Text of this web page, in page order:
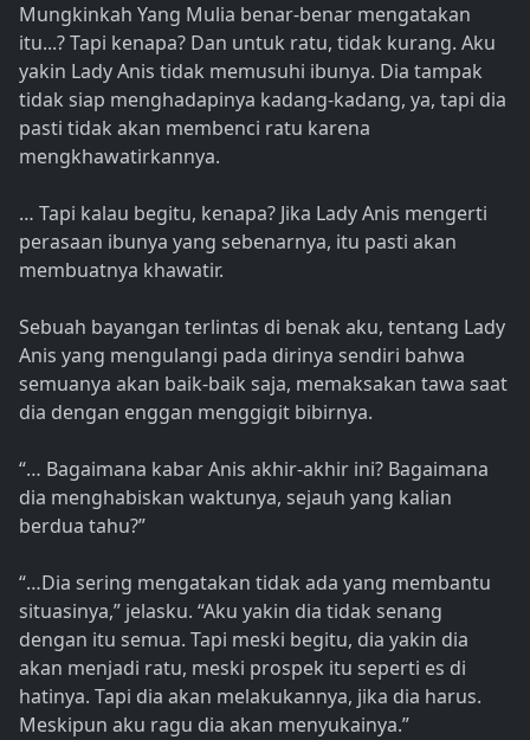
Mungkinkah Yang Mulia benar-benar mengatakan
itu...? Tapi kenapa? Dan untuk ratu, tidak kurang. Aku
yakin Lady Anis tidak memusuhi ibunya. Dia tampak
tidak siap menghadapinya kadang-kadang, ya, tapi dia
pasti tidak akan membenci ratu karena
mengkhawatirkannya.
… Tapi kalau begitu, kenapa? Jika Lady Anis mengerti
perasaan ibunya yang sebenarnya, itu pasti akan
membuatnya khawatir.
Sebuah bayangan terlintas di benak aku, tentang Lady
Anis yang mengulangi pada dirinya sendiri bahwa
semuanya akan baik-baik saja, memaksakan tawa saat
dia dengan enggan menggigit bibirnya.
“… Bagaimana kabar Anis akhir-akhir ini? Bagaimana
dia menghabiskan waktunya, sejauh yang kalian
berdua tahu?”
“…Dia sering mengatakan tidak ada yang membantu
situasinya,” jelasku. “Aku yakin dia tidak senang
dengan itu semua. Tapi meski begitu, dia yakin dia
akan menjadi ratu, meski prospek itu seperti es di
hatinya. Tapi dia akan melakukannya, jika dia harus.
Meskipun aku ragu dia akan menyukainya.”